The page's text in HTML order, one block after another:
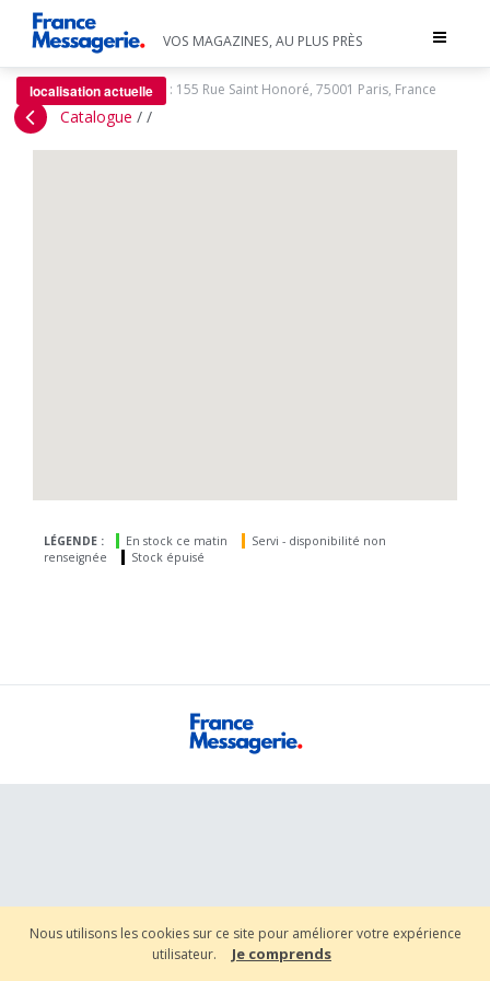
Nous utilisons les cookies sur ce site pour améliorer votre expérience
utilisateur.
Je comprends
Toggle
VOS MAGAZINES, AU PLUS PRÈS
localisation actuelle : 155 Rue Saint Honoré, 75001 Paris, France
Catalogue / /
LÉGENDE : En stock ce matin
Servi - disponibilité non
renseignée
Stock épuisé